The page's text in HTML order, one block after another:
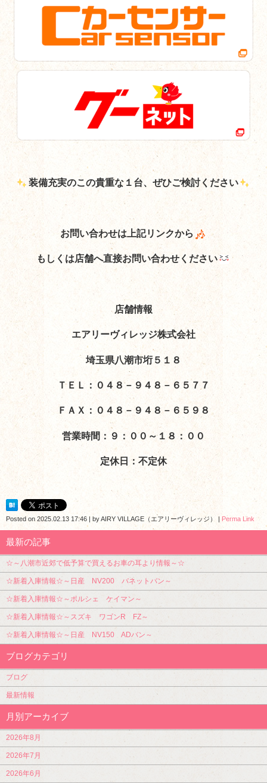
装備充実のこの貴重な１台、ぜひご検討ください
お問い合わせは上記リンクから
もしくは店舗へ直接お問い合わせください
店舗情報
エアリーヴィレッジ株式会社
埼玉県八潮市垳５１８
ＴＥＬ：０４８－９４８－６５７７
ＦＡＸ：０４８－９４８－６５９８
営業時間：９：００～１８：００
定休日：不定休
Posted on 2025.02.13 17:46 | byAIRY VILLAGE（エアリーヴィレッジ） | Perma Link
最新の記事
☆～八潮市近郊で低予算で買えるお車の耳より情報～☆
☆新着入庫情報☆～日産 NV200 バネットバン～
☆新着入庫情報☆～ポルシェ ケイマン～
☆新着入庫情報☆～スズキ ワゴンR FZ～
☆新着入庫情報☆～日産 NV150 ADバン～
ブログカテゴリ
ブログ
最新情報
月別アーカイブ
2026年8月
2026年7月
2026年6月